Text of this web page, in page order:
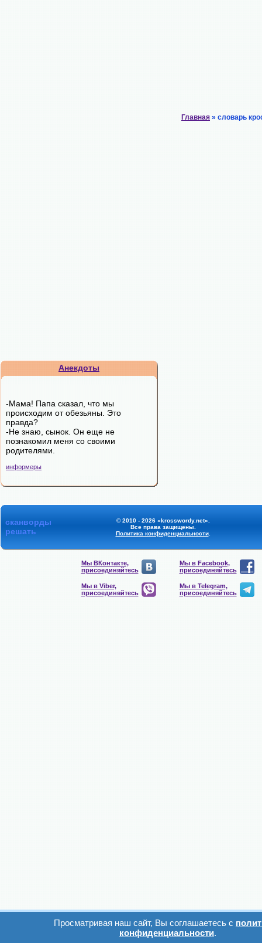
Анекдоты
-Мама! Папа сказал, что мы
происходим от обезьяны. Это
правда?
-Не знаю, сынок. Он еще не
познакомил меня со своими
родителями.
информеры
Главная » словарь
сканворды
решать
© 2010 - 2026 «krosswordy.net».
Все права защищены.
Политика конфиденциальности.
Мы ВКонтакте,
присоединяйтесь
Мы в Facebook,
присоединяйтесь
Мы в Viber,
присоединяйтесь
Мы в Telegram,
присоединяйтесь
Просматривая наш сайт, Вы соглашаетесь с
конфиденциальности.